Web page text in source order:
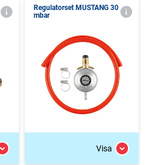
Regulatorset MUSTANG 30
mbar
Visa